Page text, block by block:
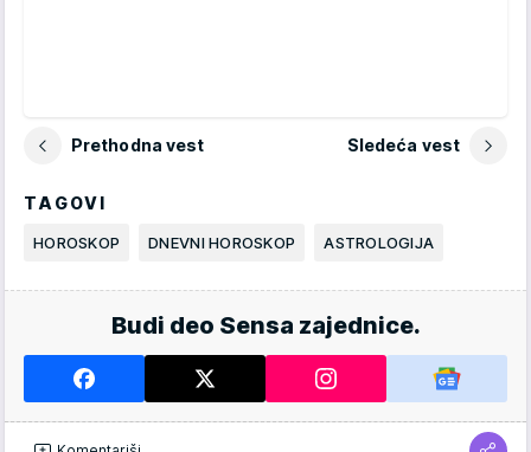
Prethodna vest Sledeća vest
TAGOVI
HOROSKOP DNEVNI HOROSKOP ASTROLOGIJA
Budi deo Sensa zajednice.